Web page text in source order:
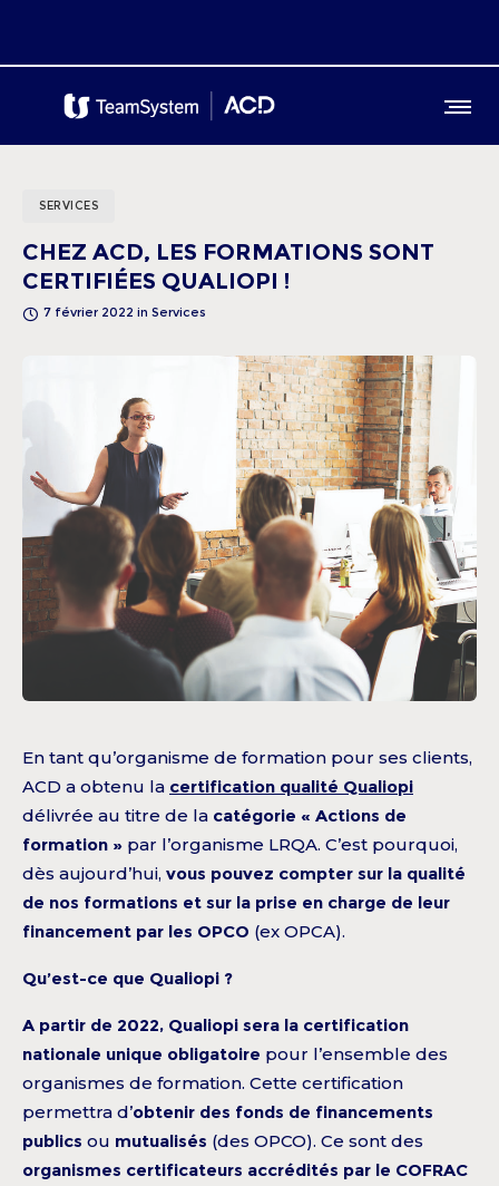
SERVICES
CHEZ ACD, LES FORMATIONS SONT
CERTIFIÉES QUALIOPI !
7 février 2022 in Services
En tant qu’organisme de formation pour ses clients,
ACD a obtenu la certification qualité Qualiopi
délivrée au titre de la catégorie « Actions de
formation » par l’organisme LRQA. C’est pourquoi,
dès aujourd’hui, vous pouvez compter sur la qualité
de nos formations et sur la prise en charge de leur
financement par les OPCO (ex OPCA).
Qu’est-ce que Qualiopi ?
A partir de 2022, Qualiopi sera la certification
nationale unique obligatoire pour l’ensemble des
organismes de formation. Cette certification
permettra d’obtenir des fonds de financements
publics ou mutualisés (des OPCO). Ce sont des
organismes certificateurs accrédités par le COFRAC